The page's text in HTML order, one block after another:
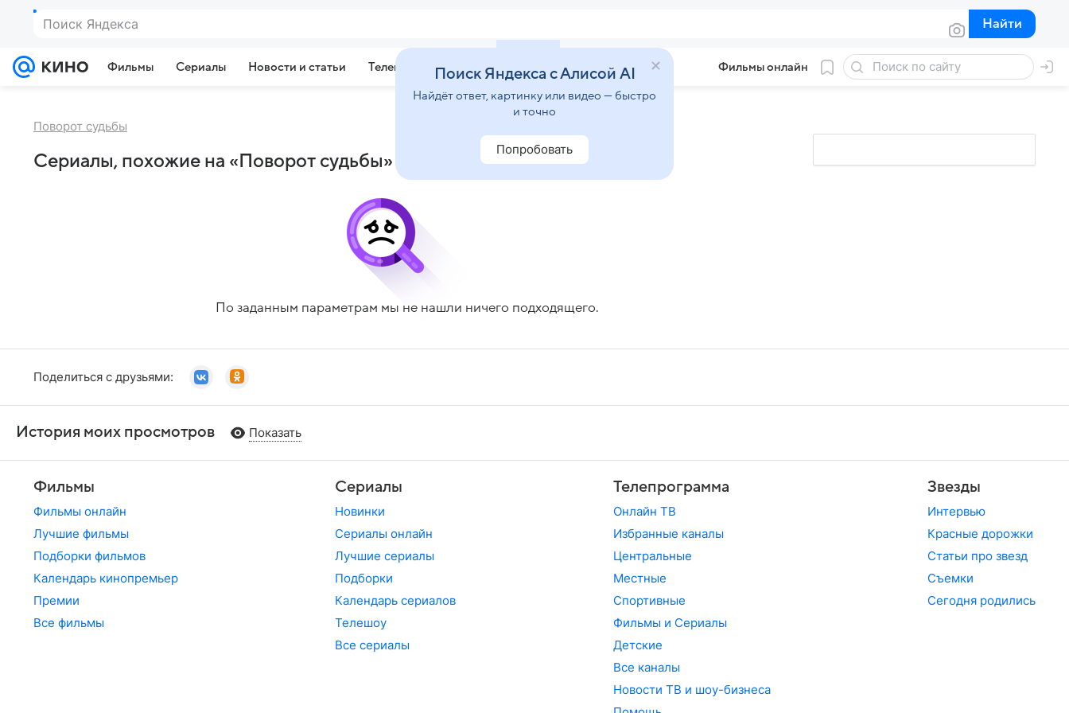
Поиск Яндекса Найти
Найти
Фильмы Сериалы Новости и статьи Телепрограмма Звезды Фильмы онлайн
Поворот судьбы
Сериалы, похожие на «Поворот судьбы»
По заданным параметрам мы не нашли ничего подходящего.
Поделиться с друзьями:
История моих просмотров Показать
Фильмы
Фильмы онлайн
Лучшие фильмы
Подборки фильмов
Календарь кинопремьер
Премии
Все фильмы
Сериалы
Новинки
Сериалы онлайн
Лучшие сериалы
Подборки
Календарь сериалов
Телешоу
Все сериалы
Телепрограмма
Онлайн ТВ
Избранные каналы
Центральные
Местные
Спортивные
Фильмы и Сериалы
Детские
Все каналы
Новости ТВ и шоу-бизнеса
Звезды
Интервью
Красные дорожки
Статьи про звезд
Съемки
Сегодня родились
Поиск Яндекса с Алисой AI
Найдёт ответ, картинку или видео — быстро
и точно
Попробовать